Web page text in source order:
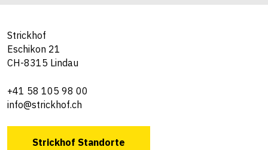
Strickhof
Eschikon 21
CH-8315 Lindau
+41 58 105 98 00
info@strickhof.ch
Strickhof Standorte